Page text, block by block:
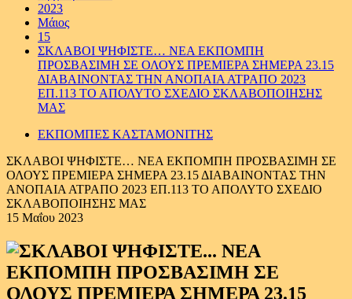
2023
Μάιος
15
ΣΚΛΑΒΟΙ ΨΗΦΙΣΤΕ… ΝΕΑ ΕΚΠΟΜΠΗ
ΠΡΟΣΒΑΣΙΜΗ ΣΕ ΟΛΟΥΣ ΠΡΕΜΙΕΡΑ ΣΗΜΕΡΑ 23.15
ΔΙΑΒΑΙΝΟΝΤΑΣ ΤΗΝ ΑΝΟΠΑΙΑ ΑΤΡΑΠΟ 2023
ΕΠ.113 ΤΟ ΑΠΟΛΥΤΟ ΣΧΕΔΙΟ ΣΚΛΑΒΟΠΟΙΗΣΗΣ
ΜΑΣ
ΕΚΠΟΜΠΕΣ ΚΑΣΤΑΜΟΝΙΤΗΣ
ΣΚΛΑΒΟΙ ΨΗΦΙΣΤΕ… ΝΕΑ ΕΚΠΟΜΠΗ ΠΡΟΣΒΑΣΙΜΗ ΣΕ
ΟΛΟΥΣ ΠΡΕΜΙΕΡΑ ΣΗΜΕΡΑ 23.15 ΔΙΑΒΑΙΝΟΝΤΑΣ ΤΗΝ
ΑΝΟΠΑΙΑ ΑΤΡΑΠΟ 2023 ΕΠ.113 ΤΟ ΑΠΟΛΥΤΟ ΣΧΕΔΙΟ
ΣΚΛΑΒΟΠΟΙΗΣΗΣ ΜΑΣ
15 Μαΐου 2023